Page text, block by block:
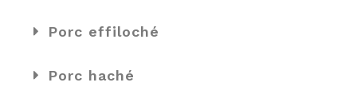
Porc effiloché
Porc haché